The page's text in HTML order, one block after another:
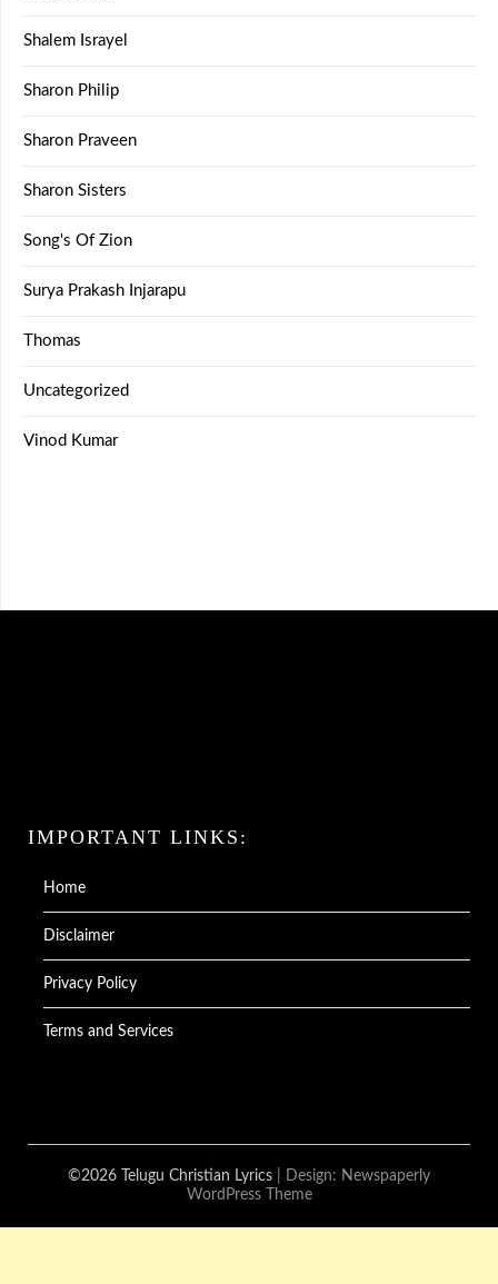
Shalem Israyel
Sharon Philip
Sharon Praveen
Sharon Sisters
Song's Of Zion
Surya Prakash Injarapu
Thomas
Uncategorized
Vinod Kumar
IMPORTANT LINKS:
Home
Disclaimer
Privacy Policy
Terms and Services
©2026 Telugu Christian Lyrics | Design: Newspaperly
WordPress Theme